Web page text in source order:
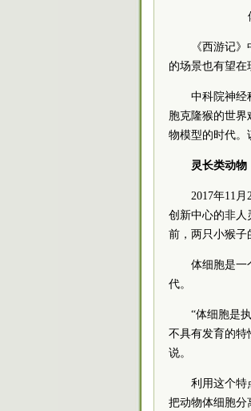
《西游记
的场景也有望在
中科院神经
胞克隆猴的世
物模型的时代。
灵长类动物
2017年11
创新中心的非人
前，两只小猴子
体细胞是一
代。
“体细胞是
不具有发育的特
说。
利用这个特
把动物体细胞分